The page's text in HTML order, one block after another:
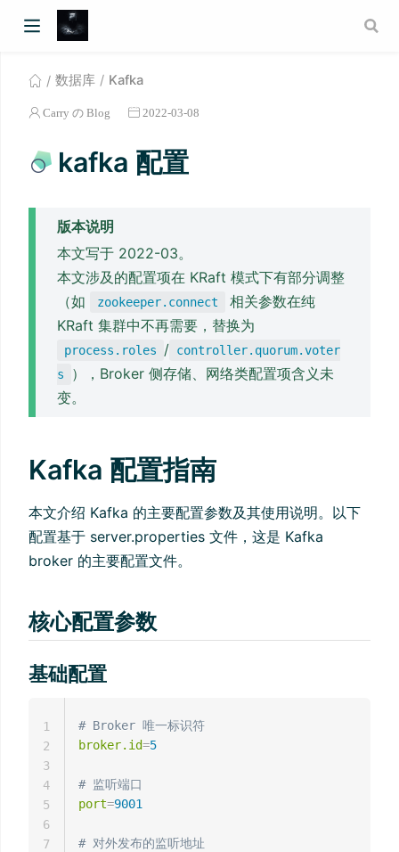
数据库 Kafka
Carry の Blog 2022-03-08
kafka 配置
版本说明
本文写于 2022-03。
本文涉及的配置项在 KRaft 模式下有部分调整
（如
zookeeper.connect
相关参数在纯
KRaft 集群中不再需要，替换为
process.roles / controller.quorum.voter
s
），Broker 侧存储、网络类配置项含义未
变。
Kafka 配置指南
本文介绍 Kafka 的主要配置参数及其使用说明。以下
配置基于 server.properties 文件，这是 Kafka
broker 的主要配置文件。
核心配置参数
基础配置
# Broker 唯一标识符
broker.id=5
# 监听端口
port=9001
# 对外发布的监听地址
1
2
3
4
5
6
7